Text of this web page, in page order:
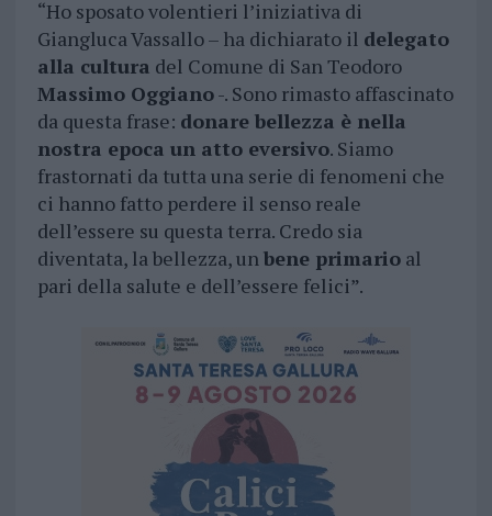
“Ho sposato volentieri l’iniziativa di
Giangluca Vassallo – ha dichiarato il delegato
alla cultura del Comune di San Teodoro
Massimo Oggiano-. Sono rimasto affascinato
da questa frase: donare bellezza è nella
nostra epoca un atto eversivo. Siamo
frastornati da tutta una serie di fenomeni che
ci hanno fatto perdere il senso reale
dell’essere su questa terra. Credo sia
diventata, la bellezza, unbene primarioal
pari della salute e dell’essere felici”.